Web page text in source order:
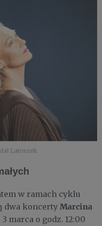
Latoszek
w ramach cyklu
dwa koncerty Marcina
3 marca o godz. 12:00